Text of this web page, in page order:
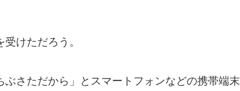
けただろう。
さただから」とスマートフォンなどの携帯端末